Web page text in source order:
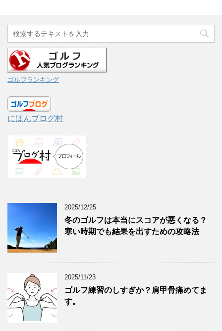
ゴルフランキング
にほんブログ村
2025/12/25
冬のゴルフは本当にスコアが悪くなる？
寒い時期でも結果を出すための攻略法
2025/11/23
ゴルフ練習のしすぎか？肩甲骨痛めてま
す。